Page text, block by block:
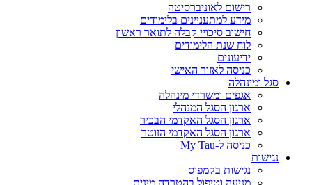
רישום לאוניברסיטה
מידע למתעניינים בלימודים
חישוב סיכויי קבלה לתואר ראשון
לוח שנת הלימודים
ידיעונים
כניסה לאזור האישי
סגל ומינהלה
אגפים ומשרדי מינהלה
ארגון הסגל המנהלי
ארגון הסגל האקדמי הבכיר
ארגון הסגל האקדמי הזוטר
כניסה ל-My Tau
נגישות
נגישות בקמפוס
מניעה וטיפול בהטרדה מינית